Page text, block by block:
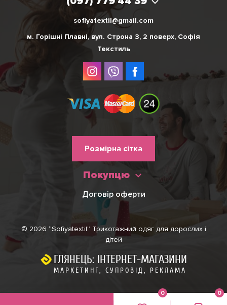
0 0
sofiyatextil@gmail.com
м. Горішні Плавні, вул. Строна 3, 2 поверх, Софія
Текстиль
колонтитулу
Розмірна сітка
Покупцю
Договір оферти
© 2026 “Sofiyatextil” Трикотажний одяг для дорослих і
дітей
ГЛЯНЕЦЬ: ІНТЕРНЕТ-МАГАЗИНИ
МАРКЕТИНГ, СУПРОВІД, РЕКЛАМА